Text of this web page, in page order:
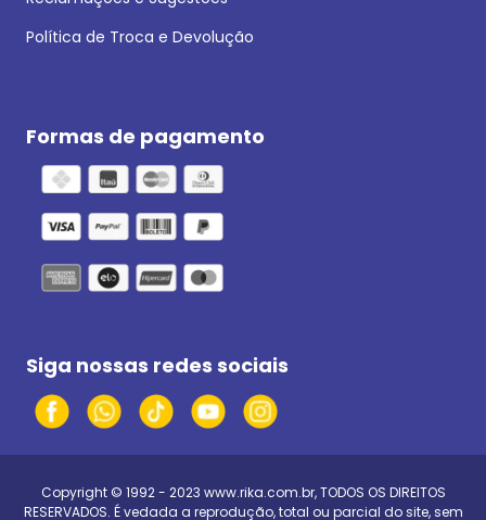
Política de Troca e Devolução
Formas de pagamento
Siga nossas redes sociais
Copyright © 1992 - 2023 www.rika.com.br, TODOS OS DIREITOS
RESERVADOS. É vedada a reprodução, total ou parcial do site, sem